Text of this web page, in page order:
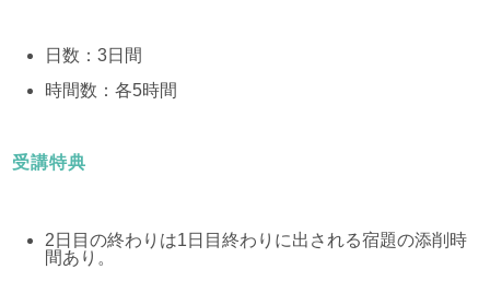
日数：3日間
時間数：各5時間
受講特典
2日目の終わりは1日目終わりに出される宿題の添削時
間あり。